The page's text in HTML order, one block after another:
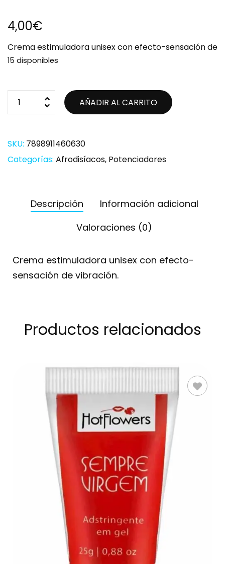
4,00€
Crema estimuladora unisex con efecto-sensación de
15 disponibles
AÑADIR AL CARRITO
SKU: 7898911460630
Categorías: Afrodisíacos, Potenciadores
Descripción
Información adicional
Valoraciones (0)
Crema estimuladora unisex con efecto-
sensación de vibración.
Productos relacionados
AÑADIR AL